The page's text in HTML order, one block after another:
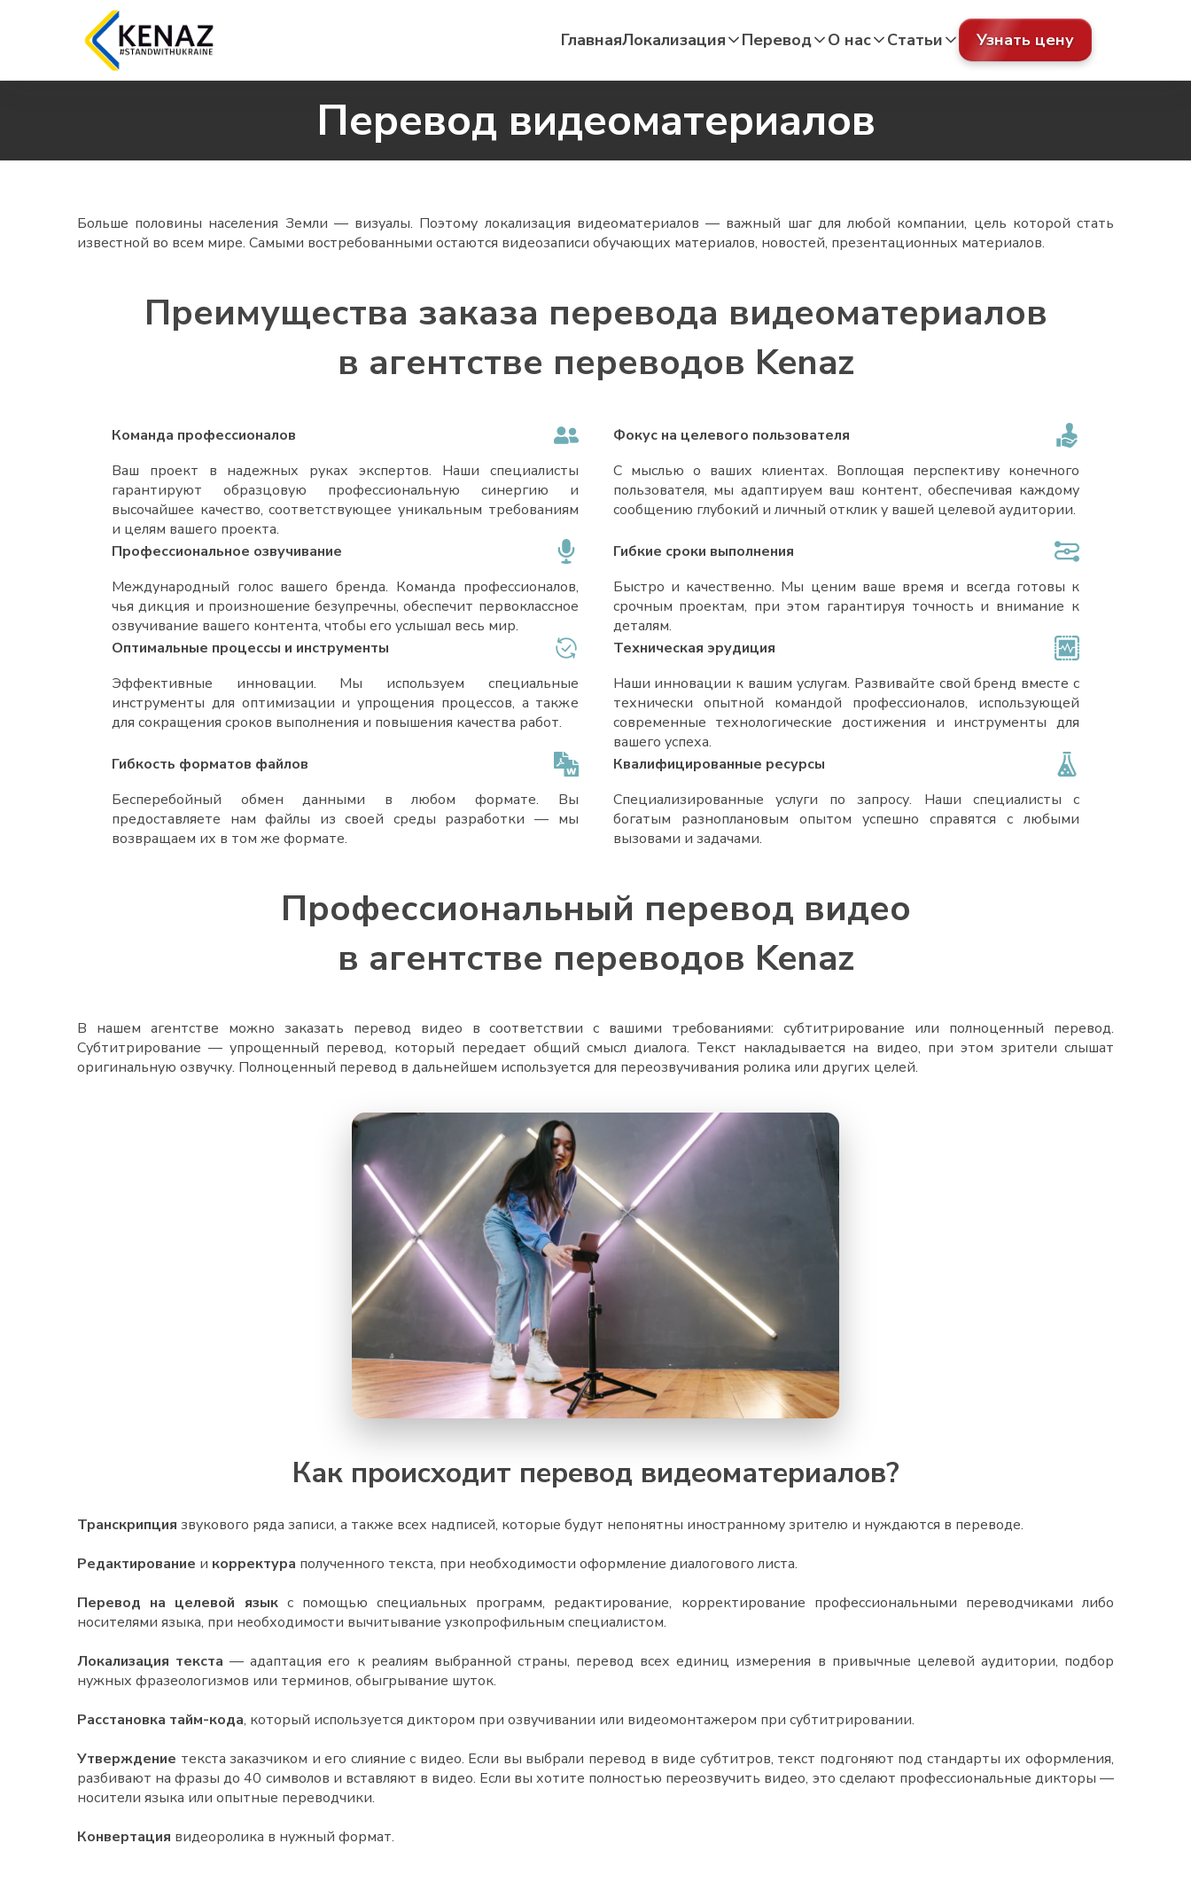
ГлавнаяЛокализация Перевод О нас Статьи Узнать цену
Перевод видеоматериалов
Больше половины населения Земли — визуалы. Поэтому локализация видеоматериалов — важный шаг для любой компании, цель которой стать
известной во всем мире. Самыми востребованными остаются видеозаписи обучающих материалов, новостей, презентационных материалов.
Преимущества заказа перевода видеоматериалов
в агентстве переводов Kenaz
Команда профессионалов
Ваш проект в надежных руках экспертов. Наши специалисты
гарантируют образцовую профессиональную синергию и
высочайшее качество, соответствующее уникальным требованиям
и целям вашего проекта.
Фокус на целевого пользователя
С мыслью о ваших клиентах. Воплощая перспективу конечного
пользователя, мы адаптируем ваш контент, обеспечивая каждому
сообщению глубокий и личный отклик у вашей целевой аудитории.
Профессиональное озвучивание
Международный голос вашего бренда. Команда профессионалов,
чья дикция и произношение безупречны, обеспечит первоклассное
озвучивание вашего контента, чтобы его услышал весь мир.
Гибкие сроки выполнения
Быстро и качественно. Мы ценим ваше время и всегда готовы к
срочным проектам, при этом гарантируя точность и внимание к
деталям.
Оптимальные процессы и инструменты
Эффективные инновации. Мы используем специальные
инструменты для оптимизации и упрощения процессов, а также
для сокращения сроков выполнения и повышения качества работ.
Техническая эрудиция
Наши инновации к вашим услугам. Развивайте свой бренд вместе с
технически опытной командой профессионалов, использующей
современные технологические достижения и инструменты для
вашего успеха.
Гибкость форматов файлов
Бесперебойный обмен данными в любом формате. Вы
предоставляете нам файлы из своей среды разработки — мы
возвращаем их в том же формате.
Квалифицированные ресурсы
Специализированные услуги по запросу. Наши специалисты с
богатым разноплановым опытом успешно справятся с любыми
вызовами и задачами.
Профессиональный перевод видео
в агентстве переводов Kenaz
В нашем агентстве можно заказать перевод видео в соответствии с вашими требованиями: субтитрирование или полноценный перевод.
Субтитрирование — упрощенный перевод, который передает общий смысл диалога. Текст накладывается на видео, при этом зрители слышат
оригинальную озвучку. Полноценный перевод в дальнейшем используется для переозвучивания ролика или других целей.
Как происходит перевод видеоматериалов?
Транскрипция звукового ряда записи, а также всех надписей, которые будут непонятны иностранному зрителю и нуждаются в переводе.
Редактирование и корректура полученного текста, при необходимости оформление диалогового листа.
Перевод на целевой языкс помощью специальных программ, редактирование, корректирование профессиональными переводчиками либо
носителями языка, при необходимости вычитывание узкопрофильным специалистом.
Локализация текста — адаптация его к реалиям выбранной страны, перевод всех единиц измерения в привычные целевой аудитории, подбор
нужных фразеологизмов или терминов, обыгрывание шуток.
Расстановка тайм-кода, который используется диктором при озвучивании или видеомонтажером при субтитрировании.
Утверждение текста заказчиком и его слияние с видео. Если вы выбрали перевод в виде субтитров, текст подгоняют под стандарты их оформления,
разбивают на фразы до 40 символов и вставляют в видео. Если вы хотите полностью переозвучить видео, это сделают профессиональные дикторы —
носители языка или опытные переводчики.
Конвертация видеоролика в нужный формат.